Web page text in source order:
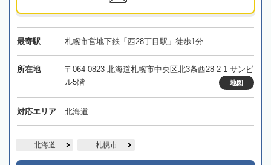
最寄駅 札幌市営地下鉄「西28丁目駅」徒歩1分
所在地
〒064-0823 北海道札幌市中央区北3条西28-2-1 サンビ
ル5階
地図
対応エリア 北海道
北海道 札幌市